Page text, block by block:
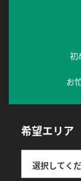
初
お
希望エリア